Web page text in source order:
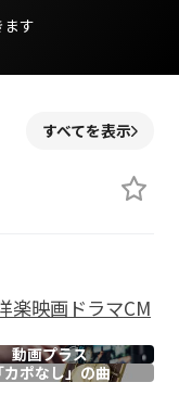
す
すべてを表示
楽映画ドラマCM
動画プラス
「カポなし」の曲